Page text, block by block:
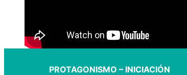
PROTAGONISMO – INICIACIÓN